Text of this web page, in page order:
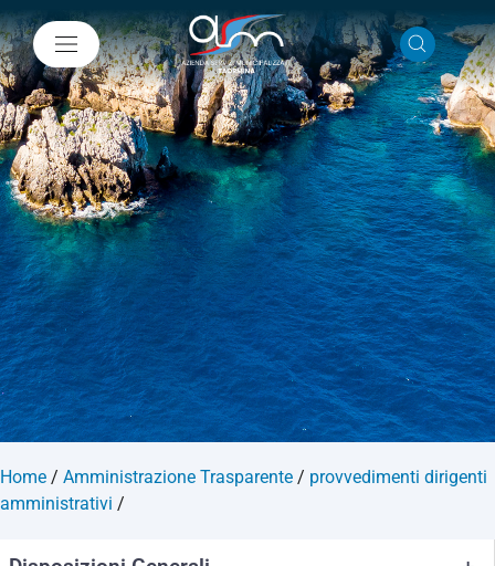
Home / Amministrazione Trasparente / provvedimenti dirigenti
amministrativi /